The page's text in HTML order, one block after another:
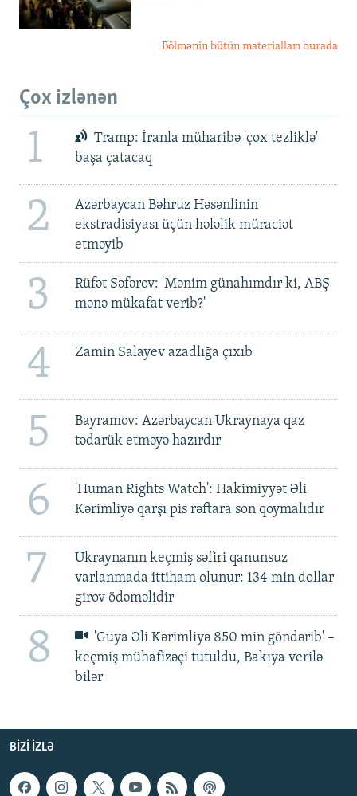
Bölmənin bütün materialları burada
Çox izlənən
1
Tramp: İranla müharibə 'çox tezliklə'
başa çatacaq
2
Azərbaycan Bəhruz Həsənlinin
ekstradisiyası üçün hələlik müraciət
etməyib
3
Rüfət Səfərov: 'Mənim günahımdır ki, ABŞ
mənə mükafat verib?'
4 Zamin Salayev azadlığa çıxıb
5
Bayramov: Azərbaycan Ukraynaya qaz
tədarük etməyə hazırdır
6
'Human Rights Watch': Hakimiyyət Əli
Kərimliyə qarşı pis rəftara son qoymalıdır
7
Ukraynanın keçmiş səfiri qanunsuz
varlanmada ittiham olunur: 134 min dollar
girov ödəməlidir
8
'Guya Əli Kərimliyə 850 min göndərib' –
keçmiş mühafizəçi tutuldu, Bakıya verilə
bilər
BIZI IZLƏ